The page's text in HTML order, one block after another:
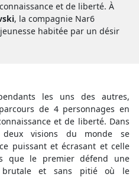
et de liberté. À
, la compagnie Nar6
habitée par un désir
les uns des autres,
de 4 personnages en
et de liberté. Dans
visions du monde se
puissant et écrasant et celle
que le premier défend une
brutale et sans pitié où le